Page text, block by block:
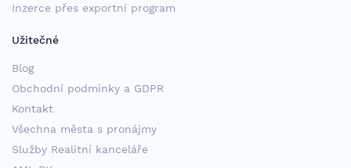
Inzerce přes exportní program
Užitečné
Blog
Obchodní podmínky a GDPR
Kontakt
Všechna města s pronájmy
Služby Realitní kanceláře